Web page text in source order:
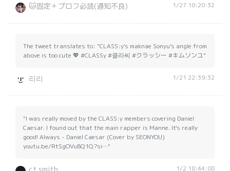
🐱固定＋プロフ必読(通知不良) 1/27 10:20:32
The tweet translates to: "CLASS:y's maknae Sonyu's angle from
above is too cute 💖 #CLASSy #클라씨 #クラッシー #キムソンユ"
리리 1/21 22:39:32
"I was really moved by the CLASS:y members covering Daniel
Caesar. I found out that the main rapper is Manne. It's really
good! Always - Daniel Caesar (Cover by SEONYOU)
youtu.be/RtSgOVuBQ1Q?si…"
1/2 18:44:08